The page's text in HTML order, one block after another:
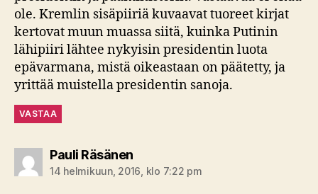
ole. Kremlin sisäpiiriä kuvaavat tuoreet kirjat
kertovat muun muassa siitä, kuinka Putinin
lähipiiri lähtee nykyisin presidentin luota
epävarmana, mistä oikeastaan on päätetty, ja
yrittää muistella presidentin sanoja.
VASTAA
Pauli Räsänensanoo:
14 helmikuun, 2016, klo 7:22 pm